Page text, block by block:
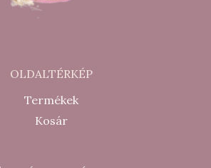
OLDALTÉRKÉP
Termékek
Kosár